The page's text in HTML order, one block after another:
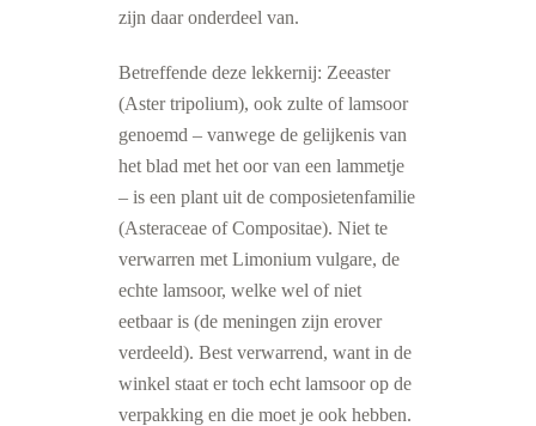
zijn daar onderdeel van.
Betreffende deze lekkernij: Zeeaster
(Aster tripolium), ook zulte of lamsoor
genoemd – vanwege de gelijkenis van
het blad met het oor van een lammetje
– is een plant uit de composietenfamilie
(Asteraceae of Compositae). Niet te
verwarren met Limonium vulgare, de
echte lamsoor, welke wel of niet
eetbaar is (de meningen zijn erover
verdeeld). Best verwarrend, want in de
winkel staat er toch echt lamsoor op de
verpakking en die moet je ook hebben.